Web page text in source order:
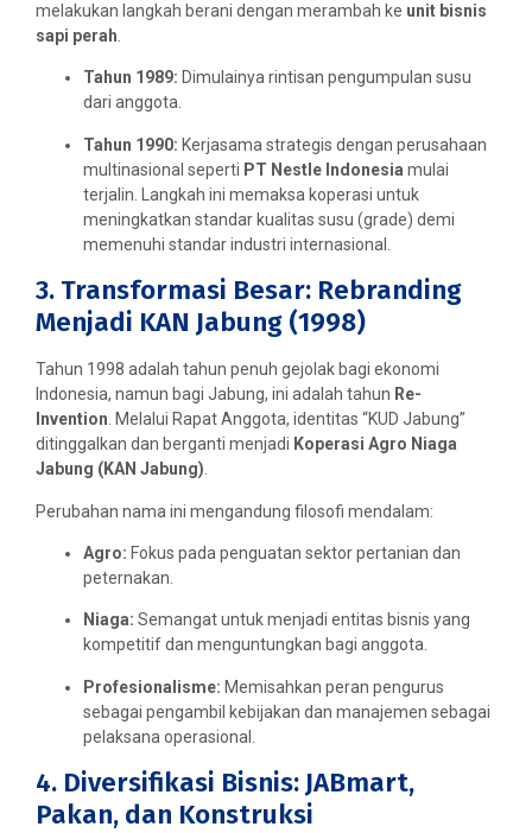
melakukan langkah berani dengan merambah ke unit bisnis
sapi perah
Tahun 1989: Dimulainya rintisan pengumpulan susu
dari anggota.
Tahun 1990: Kerjasama strategis dengan perusahaan
multinasional seperti PT Nestle Indonesia mulai
terjalin. Langkah ini memaksa koperasi untuk
meningkatkan standar kualitas susu (grade) demi
memenuhi standar industri internasional.
3. Transformasi Besar: Rebranding
Menjadi KAN Jabung (1998)
Tahun 1998 adalah tahun penuh gejolak bagi ekonomi
Indonesia, namun bagi Jabung, ini adalah tahun Re-
Invention. Melalui Rapat Anggota, identitas “KUD Jabung”
ditinggalkan dan berganti menjadi Koperasi Agro Niaga
Jabung (KAN Jabung).
Perubahan nama ini mengandung filosofi mendalam:
Agro: Fokus pada penguatan sektor pertanian dan
peternakan.
Niaga: Semangat untuk menjadi entitas bisnis yang
kompetitif dan menguntungkan bagi anggota.
Profesionalisme: Memisahkan peran pengurus
sebagai pengambil kebijakan dan manajemen sebagai
pelaksana operasional.
4. Diversifikasi Bisnis: JABmart,
Pakan, dan Konstruksi